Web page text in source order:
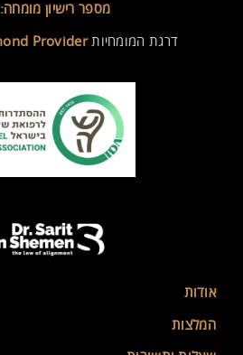
אודות
המלצות
מספר רישיון מומחה: 696
דרגת המומחיותProvider